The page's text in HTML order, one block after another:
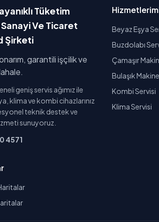
Tüketim
Sanayi Ve Ticaret
Şirketi
garantili işçilik ve
geniş servis ağımız ile
klima ve kombi cihazlarınız
teknik destek ve
sunuyoruz.
4571
Beyaz Eşya
Buzdolabı
Çamaşır
Bulaşık
Kombi Servisi
Klima Servisi